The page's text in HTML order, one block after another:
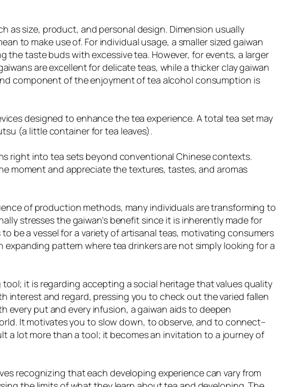
as size, product, and personal design. Dimension usually
to make use of. For individual usage, a smaller sized gaiwan
taste buds with excessive tea. However, for events, a larger
are excellent for delicate teas, while a thicker clay gaiwan
component of the enjoyment of tea alcohol consumption is
designed to enhance the tea experience. A total tea set may
(a little container for tea leaves).
right into tea sets beyond conventional Chinese contexts.
moment and appreciate the textures, tastes, and aromas
of production methods, many individuals are transforming to
stresses the gaiwan’s benefit since it is inherently made for
be a vessel for a variety of artisanal teas, motivating consumers
pattern where tea drinkers are not simply looking for a
it is regarding accepting a social heritage that values quality
interest and regard, pressing you to check out the varied fallen
every put and every infusion, a gaiwan aids to deepen
It motivates you to slow down, to observe, and to connect–
a lot more than a tool; it becomes an invitation to a journey of
recognizing that each developing experience can vary from